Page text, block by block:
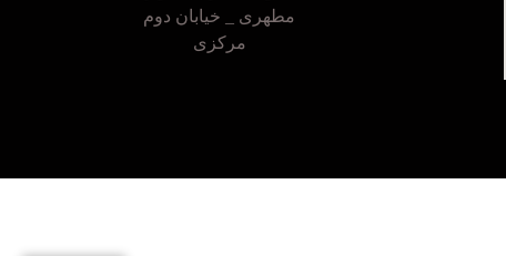
مطهری _ خیابان دوم
مرکزی